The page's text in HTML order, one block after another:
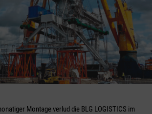
Montage verlud die BLG LOGISTICS im